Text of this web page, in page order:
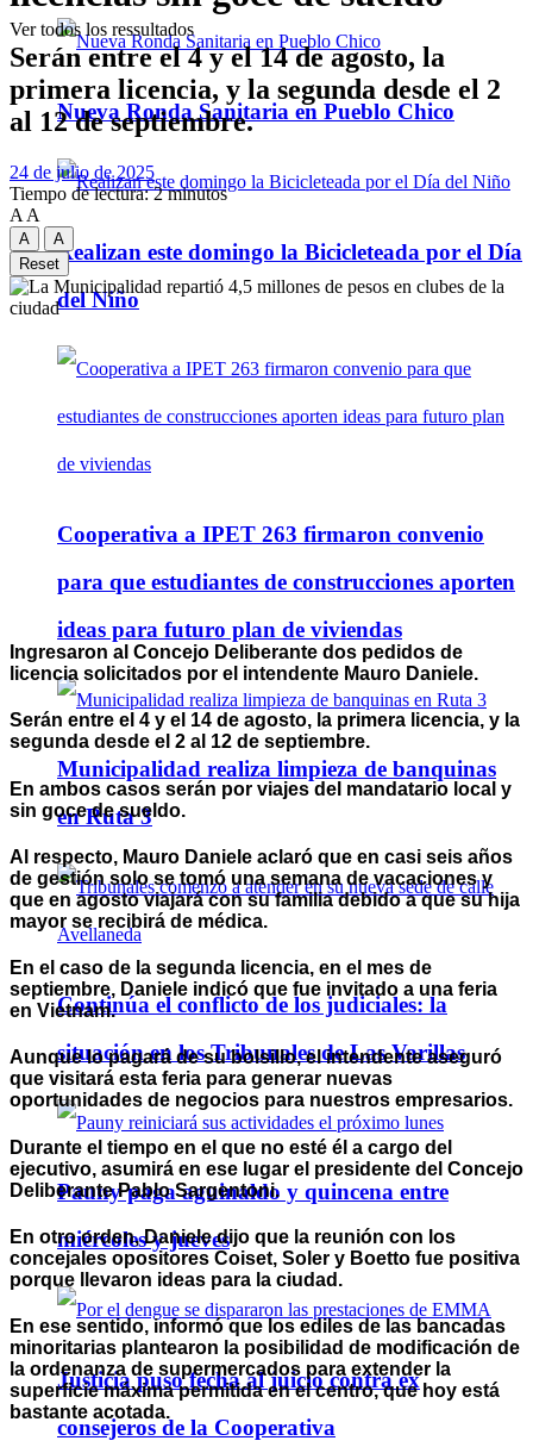
Nueva Ronda Sanitaria en Pueblo Chico
Realizan este domingo la Bicicleteada por el Día
del Niño
Cooperativa a IPET 263 firmaron convenio
para que estudiantes de construcciones aporten
ideas para futuro plan de viviendas
Municipalidad realiza limpieza de banquinas
en Ruta 3
Continúa el conflicto de los judiciales: la
situación en los Tribunales de Las Varillas
Pauny paga aguinaldo y quincena entre
miércoles y jueves
Justicia puso fecha al juicio contra ex
consejeros de la Cooperativa
Ver todos los ressultados
Serán entre el 4 y el 14 de agosto, la
primera licencia, y la segunda desde el 2
al 12 de septiembre.
24 de julio de 2025
Tiempo de lectura: 2 minutos
A A
A
A
Reset
Ingresaron al Concejo Deliberante dos pedidos de
licencia solicitados por el intendente Mauro Daniele.
Serán entre el 4 y el 14 de agosto, la primera licencia, y la
segunda desde el 2 al 12 de septiembre.
En ambos casos serán por viajes del mandatario local y
sin goce de sueldo.
Al respecto, Mauro Daniele aclaró que en casi seis años
de gestión solo se tomó una semana de vacaciones y
que en agosto viajará con su familia debido a que su hija
mayor se recibirá de médica.
En el caso de la segunda licencia, en el mes de
septiembre, Daniele indicó que fue invitado a una feria
en Vietnam.
Aunque lo pagará de su bolsillo, el intendente aseguró
que visitará esta feria para generar nuevas
oportunidades de negocios para nuestros empresarios.
Durante el tiempo en el que no esté él a cargo del
ejecutivo, asumirá en ese lugar el presidente del Concejo
Deliberante Pablo Sargentoni.
En otro orden, Daniele dijo que la reunión con los
concejales opositores Coiset, Soler y Boetto fue positiva
porque llevaron ideas para la ciudad.
En ese sentido, informó que los ediles de las bancadas
minoritarias plantearon la posibilidad de modificación de
la ordenanza de supermercados para extender la
superficie máxima permitida en el centro, que hoy está
bastante acotada.